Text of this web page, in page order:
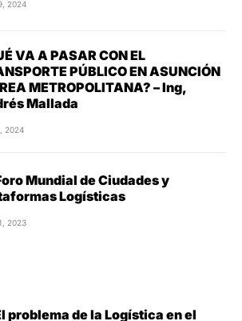
2024
VA A PASAR CON EL
PÚBLICO EN ASUNCIÓN
METROPOLITANA? – Ing,
Mallada
2024
Mundial de Ciudades y
Logísticas
2023
problema de la Logística en el